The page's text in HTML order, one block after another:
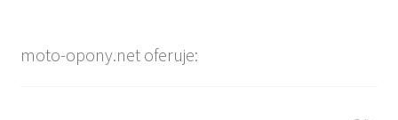
moto-opony.net oferuje: